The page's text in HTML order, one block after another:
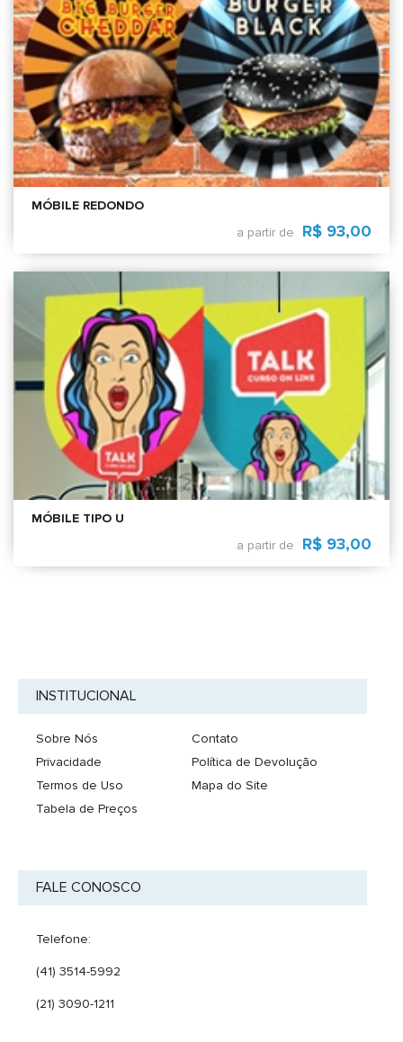
MÓBILE REDONDO
a partir de
R$ 93,00
MÓBILE TIPO U
a partir de
R$ 93,00
INSTITUCIONAL
Sobre Nós
Privacidade
Termos de Uso
Tabela de Preços
Contato
Política de Devolução
Mapa do Site
FALE CONOSCO
Telefone:
(41) 3514-5992
(21) 3090-1211